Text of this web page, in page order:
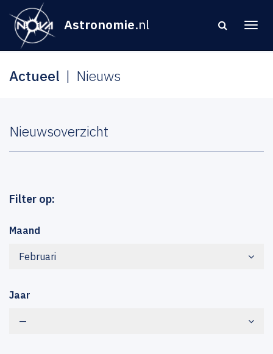
Astronomie.nl
Actueel Nieuws
Nieuwsoverzicht
Filter op:
Maand
Februari
Jaar
—